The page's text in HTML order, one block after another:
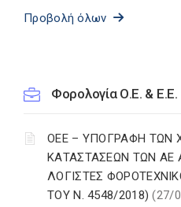
Προβολή όλων
Φορολογία Ο.Ε. & Ε.Ε.
ΟΕΕ – ΥΠΟΓΡΑΦΗ ΤΩΝ
ΚΑΤΑΣΤΑΣΕΩΝ ΤΩΝ ΑΕ
ΛΟΓΙΣΤΕΣ
ΤΟΥ Ν. 4548/2018)(27/